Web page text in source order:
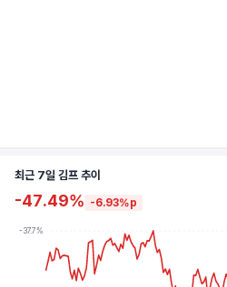
최근 7일 김프 추이
-47.49% -6.93%p
-37.7%